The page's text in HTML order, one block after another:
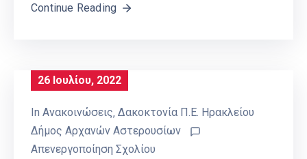
Continue Reading
26 Ιουλίου, 2022
In Ανακοινώσεις‚ Δακοκτονία Π.Ε. Ηρακλείου
Δήμος Αρχανών Αστερουσίων
Απενεργοποίηση Σχολίου